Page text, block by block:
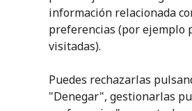
información relacionada
preferencias (por ejemplo
visitadas).
Puedes rechazarlas
"Denegar", gestionarlas
BANASTA
PLÁSTICO
37,56€ sin IVA
45,45€iva incl.)